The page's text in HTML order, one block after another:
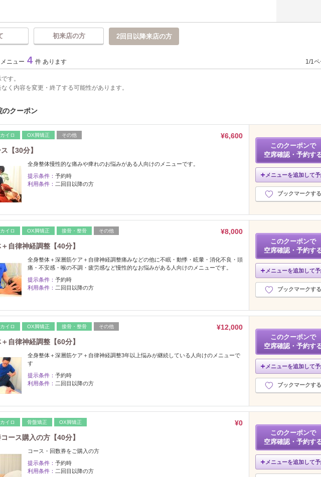
初来店の方 2回目以降来店の方
ニュー 4 件 あります 1/1
す。
く内容を変更・終了する可能性があります。
のクーポン
カイロ OX脚矯正 その他
¥6,600
【30分】
全身整体慢性的な痛みや痺れのお悩みがある人向けのメニューです。
提示条件： 予約時
利用条件： 二回目以降の方
このクーポンで
空席確認・予約す
メニューを追加して
ブックマークする
カイロ OX脚矯正 接骨・整骨 その他
¥8,000
自律神経調整【40分】
全身整体＋深層筋ケア＋自律神経調整痛みなどの他に不眠・動悸・眩暈・消化不良・頭
痛・不安感・喉の不調・疲労感など慢性的なお悩みがある人向けのメニューです。
提示条件： 予約時
利用条件： 二回目以降の方
このクーポンで
空席確認・予約す
メニューを追加して
ブックマークする
カイロ OX脚矯正 接骨・整骨 その他
¥12,000
自律神経調整【60分】
全身整体＋深層筋ケア＋自律神経調整3年以上悩みが継続している人向けのメニューで
す
提示条件： 予約時
利用条件： 二回目以降の方
このクーポンで
空席確認・予約す
メニューを追加して
ブックマークする
カイロ 骨盤矯正 OX脚矯正
¥0
ース購入の方【40分】
コース・回数券をご購入の方
提示条件： 予約時
利用条件： 二回目以降の方
このクーポンで
空席確認・予約す
メニューを追加して